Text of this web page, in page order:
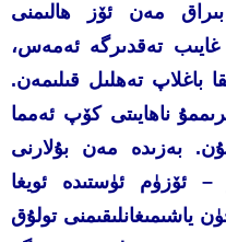
بىراق مەن ئۆز ھالىمنى
غايىب تەقدىرگە ئەمەس،
باغلاپ تەھلىل قىلىمەن.
ناھايىتى كۆپ ئەمما
بەزىدە مەن بۇلارنى
– ئۆزۈم ئۈستىدە ئويغا
ياشىمىغانلىقىمنى تولۇق